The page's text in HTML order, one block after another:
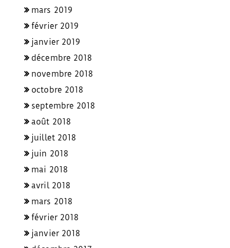
mars 2019
février 2019
janvier 2019
décembre 2018
novembre 2018
octobre 2018
septembre 2018
août 2018
juillet 2018
juin 2018
mai 2018
avril 2018
mars 2018
février 2018
janvier 2018